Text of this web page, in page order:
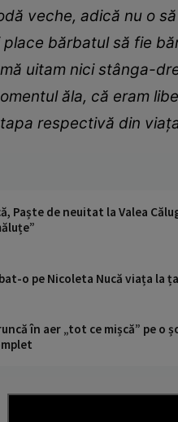
veche, adică nu o
place bărbatul să fie
uitam nici stânga-
ăla, că eram
respectivă din
Paște de neuitat la Valea
o pe Nicoleta Nucă viața la
în aer „tot ce mișcă” pe o